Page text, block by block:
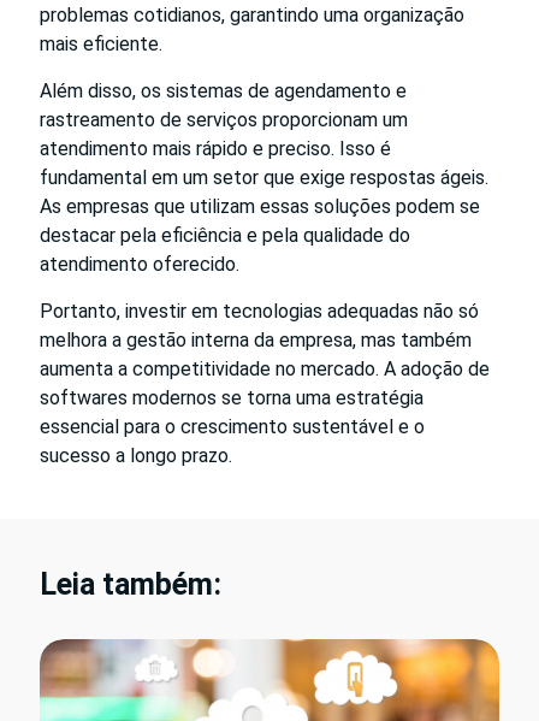
problemas cotidianos, garantindo uma organização
mais eficiente.
Além disso, os sistemas de agendamento e
rastreamento de serviços proporcionam um
atendimento mais rápido e preciso. Isso é
fundamental em um setor que exige respostas ágeis.
As empresas que utilizam essas soluções podem se
destacar pela eficiência e pela qualidade do
atendimento oferecido.
Portanto, investir em tecnologias adequadas não só
melhora a gestão interna da empresa, mas também
aumenta a competitividade no mercado. A adoção de
softwares modernos se torna uma estratégia
essencial para o crescimento sustentável e o
sucesso a longo prazo.
Leia também: